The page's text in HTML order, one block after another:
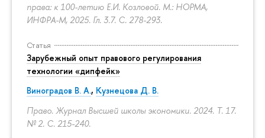
права: к 100-летию Е.И. Козловой. М.: НОРМА,
ИНФРА-М, 2025. Гл. 3.7. С. 278-293.
Статья
Зарубежный опыт правового регулирования
технологии «дипфейк»
Виноградов В. А., Кузнецова Д. В.
Право. Журнал Высшей школы экономики. 2024. Т. 17.
№ 2. С. 215-240.